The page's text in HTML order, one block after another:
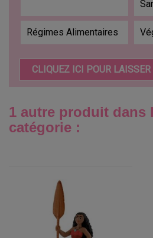
Régimes Alimentaires
CLIQUEZ ICI POUR
1 autre produit dans
catégorie :